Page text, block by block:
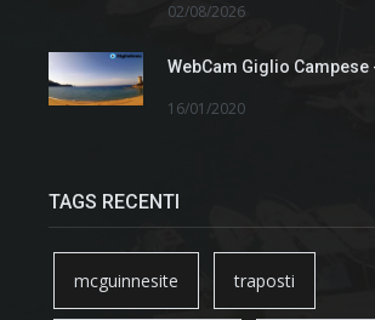
02/08/2026
WebCam Giglio Campese
16/01/2020
TAGS RECENTI
mcguinnesite traposti